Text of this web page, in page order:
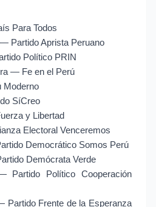
Para Todos
Partido Aprista Peruano
Político PRIN
— Fe en el Perú
SíCreo
y Libertad
Electoral Venceremos
Democrático Somos Perú
Demócrata Verde
Partido Político Cooperación
Partido Frente de la Esperanza